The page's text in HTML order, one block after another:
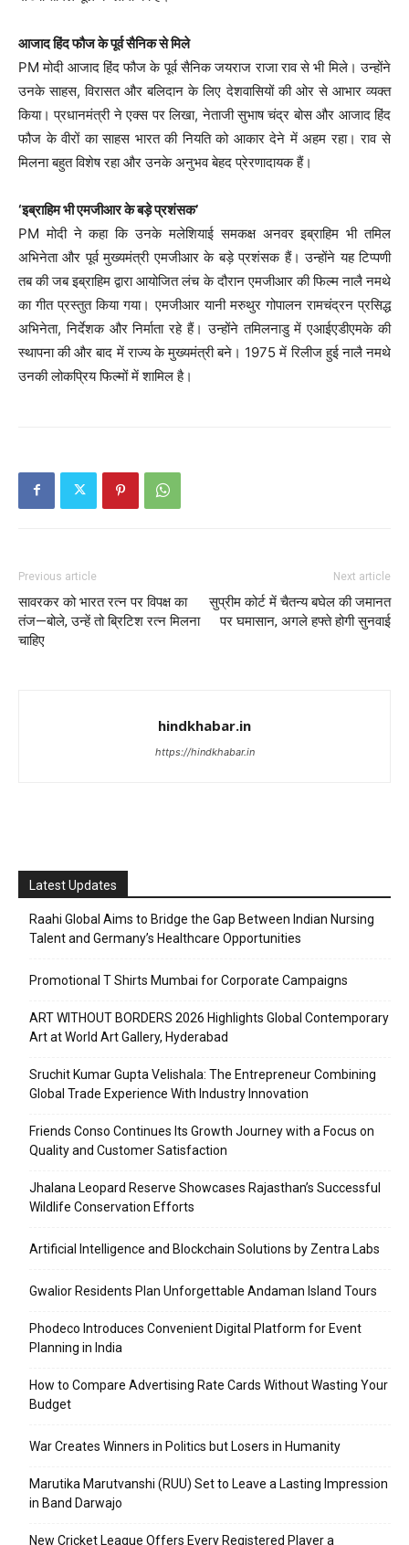
आजाद हिंद फौज के पूर्व सैनिक से मिले
PM मोदी आजाद हिंद फौज के पूर्व सैनिक जयराज राजा राव से भी मिले। उन्होंने
उनके साहस, विरासत और बलिदान के लिए देशवासियों की ओर से आभार व्यक्त
किया। प्रधानमंत्री ने एक्स पर लिखा, नेताजी सुभाष चंद्र बोस और आजाद हिंद
फौज के वीरों का साहस भारत की नियति को आकार देने में अहम रहा। राव से
मिलना बहुत विशेष रहा और उनके अनुभव बेहद प्रेरणादायक हैं।
‘इब्राहिम भी एमजीआर के बड़े प्रशंसक’
PM मोदी ने कहा कि उनके मलेशियाई समकक्ष अनवर इब्राहिम भी तमिल
अभिनेता और पूर्व मुख्यमंत्री एमजीआर के बड़े प्रशंसक हैं। उन्होंने यह टिप्पणी
तब की जब इब्राहिम द्वारा आयोजित लंच के दौरान एमजीआर की फिल्म नालै नमथे
का गीत प्रस्तुत किया गया। एमजीआर यानी मरुथुर गोपालन रामचंद्रन प्रसिद्ध
अभिनेता, निर्देशक और निर्माता रहे हैं। उन्होंने तमिलनाडु में एआईएडीएमके की
स्थापना की और बाद में राज्य के मुख्यमंत्री बने। 1975 में रिलीज हुई नालै नमथे
उनकी लोकप्रिय फिल्मों में शामिल है।
Previous article
सावरकर को भारत रत्न पर विपक्ष का
तंज—बोले, उन्हें तो ब्रिटिश रत्न मिलना
चाहिए
Next article
सुप्रीम कोर्ट में चैतन्य बघेल की जमानत
पर घमासान, अगले हफ्ते होगी सुनवाई
hindkhabar.in
https://hindkhabar.in
Latest Updates
Raahi Global Aims to Bridge the Gap Between Indian Nursing
Talent and Germany’s Healthcare Opportunities
Promotional T Shirts Mumbai for Corporate Campaigns
ART WITHOUT BORDERS 2026 Highlights Global Contemporary
Art at World Art Gallery, Hyderabad
Sruchit Kumar Gupta Velishala: The Entrepreneur Combining
Global Trade Experience With Industry Innovation
Friends Conso Continues Its Growth Journey with a Focus on
Quality and Customer Satisfaction
Jhalana Leopard Reserve Showcases Rajasthan’s Successful
Wildlife Conservation Efforts
Artificial Intelligence and Blockchain Solutions by Zentra Labs
Gwalior Residents Plan Unforgettable Andaman Island Tours
Phodeco Introduces Convenient Digital Platform for Event
Planning in India
How to Compare Advertising Rate Cards Without Wasting Your
Budget
War Creates Winners in Politics but Losers in Humanity
Marutika Marutvanshi (RUU) Set to Leave a Lasting Impression
in Band Darwajo
New Cricket League Offers Every Registered Player a